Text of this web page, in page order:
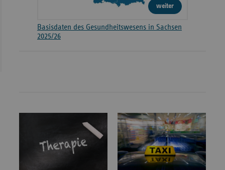
weiter
Basisdaten des Gesundheitswesens in Sachsen
2025/26